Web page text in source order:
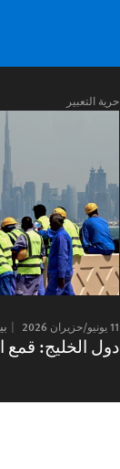
حرية التعبير
11 يونيو/حزيران 2026
دول الخليج: قمع